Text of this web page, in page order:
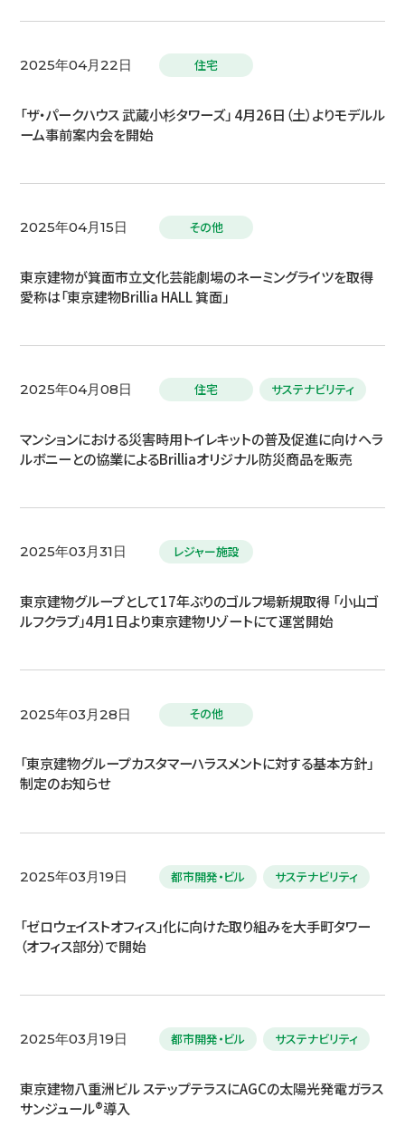
2025年04月22日 住宅
「ザ・パークハウス 武蔵小杉タワーズ」 4月26日（土）よりモデルル
ーム事前案内会を開始
2025年04月15日 その他
東京建物が箕面市立文化芸能劇場のネーミングライツを取得
愛称は「東京建物Brillia HALL 箕面」
2025年04月08日 住宅 サステナビリティ
マンションにおける災害時用トイレキットの普及促進に向けヘラ
ルボニーとの協業によるBrilliaオリジナル防災商品を販売
2025年03月31日 レジャー施設
東京建物グループとして17年ぶりのゴルフ場新規取得 「小山ゴ
ルフクラブ」4月1日より東京建物リゾートにて運営開始
2025年03月28日 その他
「東京建物グループカスタマーハラスメントに対する基本方針」
制定のお知らせ
2025年03月19日 都市開発・ビル サステナビリティ
「ゼロウェイストオフィス」化に向けた取り組みを大手町タワー
（オフィス部分）で開始
2025年03月19日 都市開発・ビル サステナビリティ
東京建物八重洲ビル ステップテラスにAGCの太陽光発電ガラス
サンジュール®導入